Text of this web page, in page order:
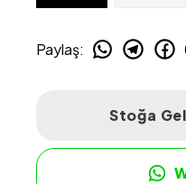
Paylaş:
Stoğa